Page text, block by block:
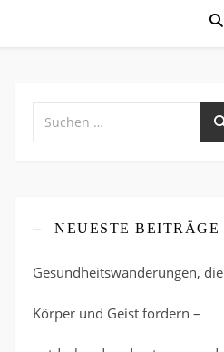
NEUESTE BEITRÄGE
Gesundheitswanderungen, die
Körper und Geist fordern –